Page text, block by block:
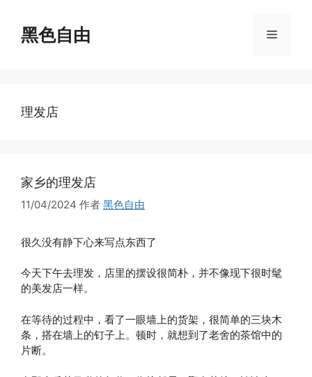
黑色自由 菜
理发店
家乡的理发店
11/04/2024 作者 黑色自由
很久没有静下心来写点东西了
今天下午去理发，店里的摆设很简朴，并不像现下很时髦
的美发店一样。
在等待的过程中，看了一眼墙上的货架，很简单的三块木
条，搭在墙上的钉子上。顿时，就想到了老舍的茶馆中的
片断。